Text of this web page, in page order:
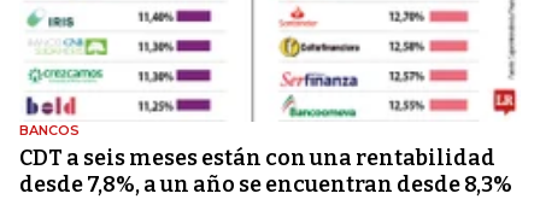
BANCOS
CDT a seis meses están con una rentabilidad
desde 7,8%, a un año se encuentran desde 8,3%